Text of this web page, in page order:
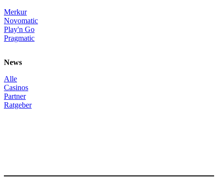
Merkur
Novomatic
Play'n Go
Pragmatic
News
Alle
Casinos
Partner
Ratgeber